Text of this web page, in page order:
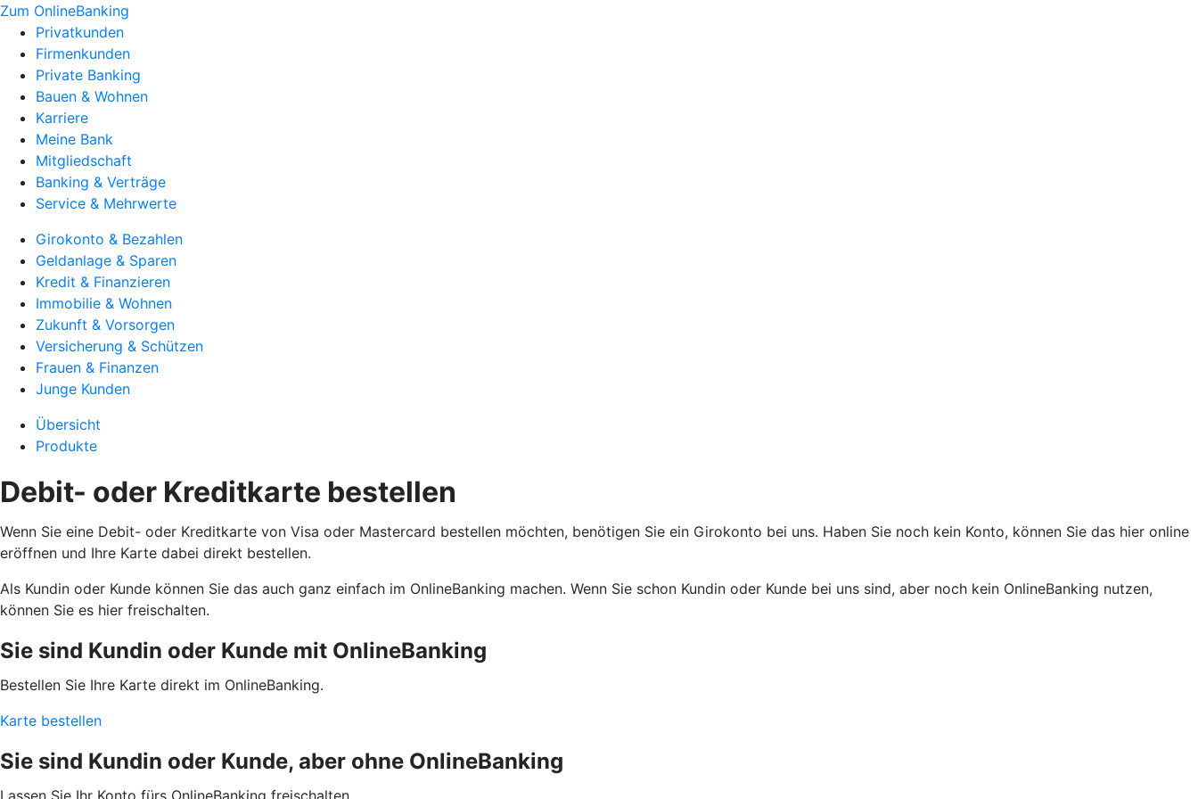
Zum OnlineBanking
Privatkunden
Firmenkunden
Private Banking
Bauen & Wohnen
Karriere
Meine Bank
Mitgliedschaft
Banking & Verträge
Service & Mehrwerte
Girokonto & Bezahlen
Geldanlage & Sparen
Kredit & Finanzieren
Immobilie & Wohnen
Zukunft & Vorsorgen
Versicherung & Schützen
Frauen & Finanzen
Junge Kunden
Übersicht
Produkte
Debit- oder Kreditkarte bestellen
Wenn Sie eine Debit- oder Kreditkarte von Visa oder Mastercard bestellen möchten, benötigen Sie ein Girokonto bei uns. Haben Sie noch kein Konto, können Sie das hier online
eröffnen und Ihre Karte dabei direkt bestellen.
Als Kundin oder Kunde können Sie das auch ganz einfach im OnlineBanking machen. Wenn Sie schon Kundin oder Kunde bei uns sind, aber noch kein OnlineBanking nutzen,
können Sie es hier freischalten.
Sie sind Kundin oder Kunde mit OnlineBanking
Bestellen Sie Ihre Karte direkt im OnlineBanking.
Karte bestellen
Sie sind Kundin oder Kunde, aber ohne OnlineBanking
Lassen Sie Ihr Konto fürs OnlineBanking freischalten.